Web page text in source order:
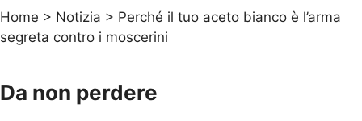
Home > Notizia > Perché il tuo aceto bianco è l’arma
segreta contro i moscerini
Da non perdere